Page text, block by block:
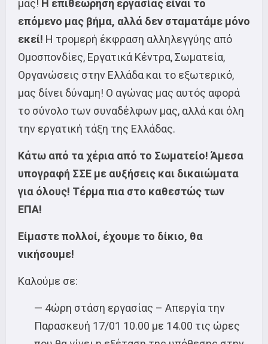
μας! Η επιθεώρηση εργασίας είναι το
επόμενο μας βήμα, αλλά δεν σταματάμε μόνο
εκεί! Η τρομερή έκφραση αλληλεγγύης από
Ομοσπονδίες, Εργατικά Κέντρα, Σωματεία,
Οργανώσεις στην Ελλάδα και το εξωτερικό,
μας δίνει δύναμη! Ο αγώνας μας αυτός αφορά
το σύνολο των συναδέλφων μας, αλλά και όλη
την εργατική τάξη της Ελλάδας.
Κάτω από τα χέρια από το Σωματείο! Άμεσα
υπογραφή ΣΣΕ με αυξήσεις και δικαιώματα
για όλους! Τέρμα πια στο καθεστώς των
ΕΠΑ!
Είμαστε πολλοί, έχουμε το δίκιο, θα
νικήσουμε!
Καλούμε σε:
— 4ώρη στάση εργασίας – Απεργία την
Παρασκευή 17/01 10.00 με 14.00 τις ώρες